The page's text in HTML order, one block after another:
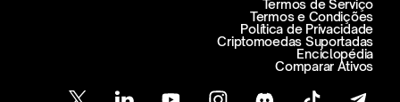
Termos de Serviço
Termos e Condições
Política de Privacidade
Criptomoedas Suportadas
Enciclopédia
Comparar Ativos